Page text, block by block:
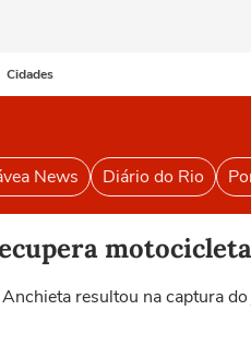
Cidades
News Diário do Rio
resultou na captura